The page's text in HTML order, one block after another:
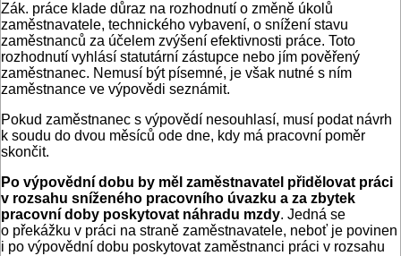
Zák. práce klade důraz na rozhodnutí o změně úkolů
zaměstnavatele, technického vybavení, o snížení stavu
zaměstnanců za účelem zvýšení efektivnosti práce. Toto
rozhodnutí vyhlásí statutární zástupce nebo jím pověřený
zaměstnanec. Nemusí být písemné, je však nutné s ním
zaměstnance ve výpovědi seznámit.
Pokud zaměstnanec s výpovědí nesouhlasí, musí podat návrh
k soudu do dvou měsíců ode dne, kdy má pracovní poměr
skončit.
Po výpovědní dobu by měl zaměstnavatel přidělovat práci
v rozsahu sníženého pracovního úvazku a za zbytek
pracovní doby poskytovat náhradu mzdy. Jedná se
o překážku v práci na straně zaměstnavatele, neboť je povinen
i po výpovědní dobu poskytovat zaměstnanci práci v rozsahu